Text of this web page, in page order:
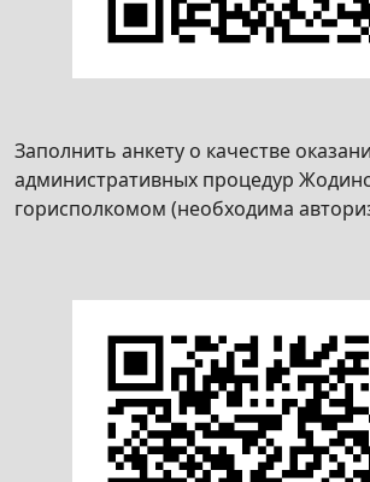
Заполнить анкету о качестве
административных процедур
горисполкомом (необходима